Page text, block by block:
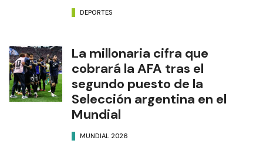
DEPORTES
La millonaria cifra que
cobrará la AFA tras el
segundo puesto de la
Selección argentina en el
Mundial
MUNDIAL 2026